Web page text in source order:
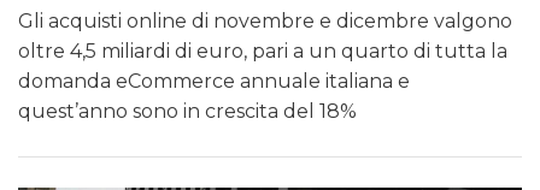
Gli acquisti online di novembre e dicembre valgono
oltre 4,5 miliardi di euro, pari a un quarto di tutta la
domanda eCommerce annuale italiana e
quest’anno sono in crescita del 18%